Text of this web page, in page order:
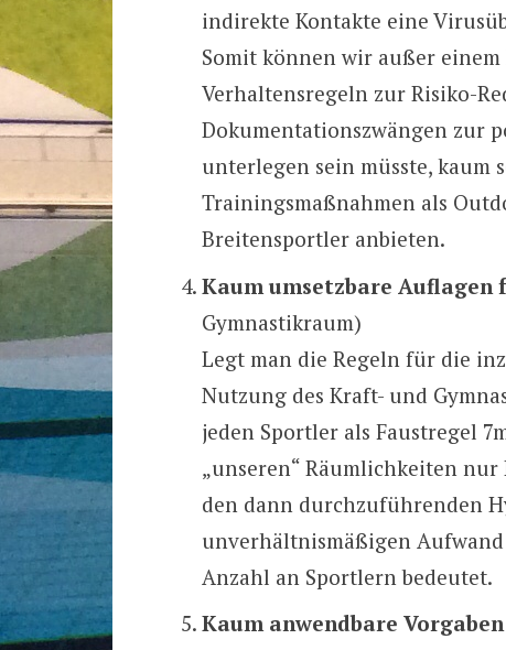
indirekte Kontakte eine
Somit können wir außer
Verhaltensregeln zur Risiko-
Dokumentationszwängen zur
unterlegen sein müsste, kaum
Trainingsmaßnahmen als
Breitensportler anbieten.
Kaum umsetzbare
Gymnastikraum)
Legt man die Regeln für die
Nutzung des Kraft- und
jeden Sportler als Faustregel
„unseren“ Räumlichkeiten
den dann durchzuführenden
unverhältnismäßigen
Anzahl an Sportlern bedeutet.
Kaum anwendbare